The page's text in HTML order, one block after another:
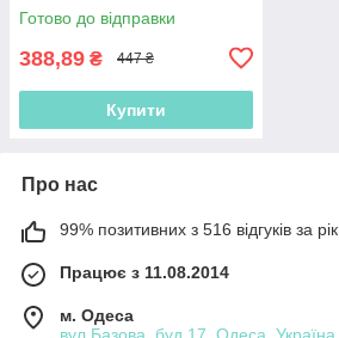
Готово до відправки
388,89 ₴ 447 ₴
Купити
Про нас
99% позитивних з 516 відгуків за рік
Працює з 11.08.2014
м. Одеса